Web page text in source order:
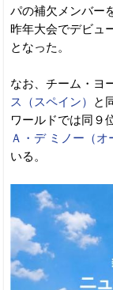
パの補欠メンバー
昨年大会でデビュ
となった。
なお、チーム・ヨ
ス（スペイン）
と
ワールドでは同９
Ａ・デ ミノー（オ
いる。